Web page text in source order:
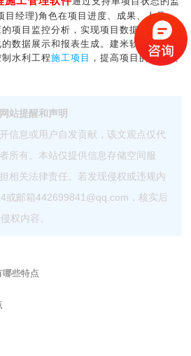
目经理)角色在项目进度、成果、人员、
项目监控分析，实现项目数据的实时更
数据展示和报表生成。建米软件能够帮
水利工程施工项目 ，提高项目的执行效
网站提醒和声明
信息或用户自发贡献，该文观点仅代
所有。本站仅提供信息存储空间服
相关法律责任。若发现侵权或违规内
或邮箱442699841@qq.com，核实后
权内容。
哪些特点